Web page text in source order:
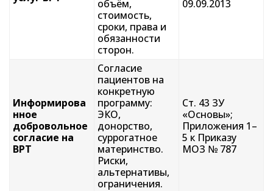
объём,
стоимость,
сроки, права и
обязанности
сторон.
09.09.2013
Информирова
нное
добровольное
согласие на
ВРТ
Согласие
пациентов на
конкретную
программу:
ЭКО,
донорство,
суррогатное
материнство.
Риски,
альтернативы,
ограничения.
Ст. 43 ЗУ
«Основы»;
Приложения 1–
5 к Приказу
МОЗ № 787